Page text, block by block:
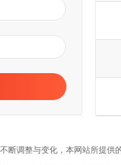
断调整与变化，本网站所提